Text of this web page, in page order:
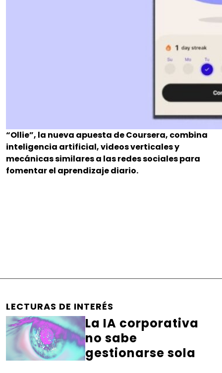
“Ollie”, la nueva apuesta de Coursera, combina
inteligencia artificial, videos verticales y
mecánicas similares a las redes sociales para
fomentar el aprendizaje diario.
LECTURAS DE INTERÉS
La IA corporativa
no sabe
gestionarse sola